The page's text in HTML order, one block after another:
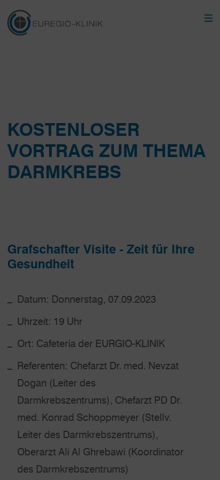
KOSTENLOSER
VORTRAG ZUM THEMA
DARMKREBS
Grafschafter Visite - Zeit für Ihre
Gesundheit
Datum: Donnerstag, 07.09.2023
Uhrzeit: 19 Uhr
Ort: Cafeteria der EURGIO-KLINIK
Referenten: Chefarzt Dr. med. Nevzat
Dogan (Leiter des
Darmkrebszentrums), Chefarzt PD Dr.
med. Konrad Schoppmeyer (Stellv.
Leiter des Darmkrebszentrums),
Oberarzt Ali Al Ghrebawi (Koordinator
des Darmkrebszentrums)